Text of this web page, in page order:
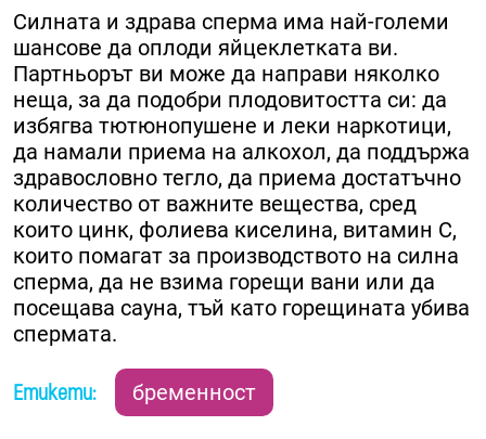
Силната и здрава сперма има най-големи
шансове да оплоди яйцеклетката ви.
Партньорът ви може да направи няколко
неща, за да подобри плодовитостта си: да
избягва тютюнопушене и леки наркотици,
да намали приема на алкохол, да поддържа
здравословно тегло, да приема достатъчно
количество от важните вещества, сред
които цинк, фолиева киселина, витамин C,
които помагат за производството на силна
сперма, да не взима горещи вани или да
посещава сауна, тъй като горещината убива
спермата.
Етикети: бременност